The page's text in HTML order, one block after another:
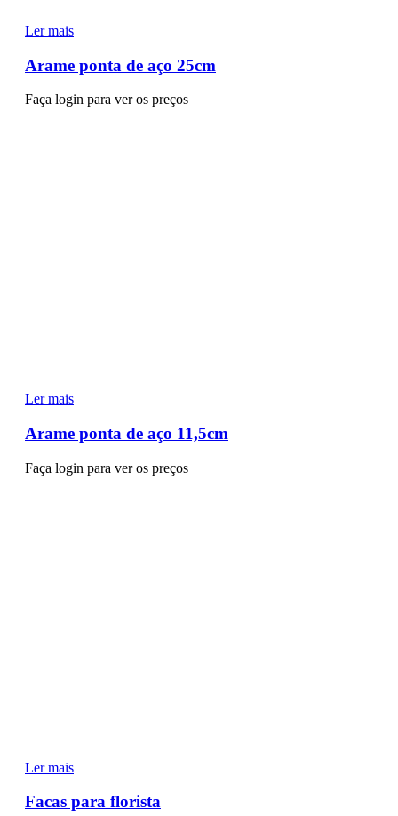
Ler mais
Arame ponta de aço 25cm
Faça login para ver os preços
Ler mais
Arame ponta de aço 11,5cm
Faça login para ver os preços
Ler mais
Facas para florista